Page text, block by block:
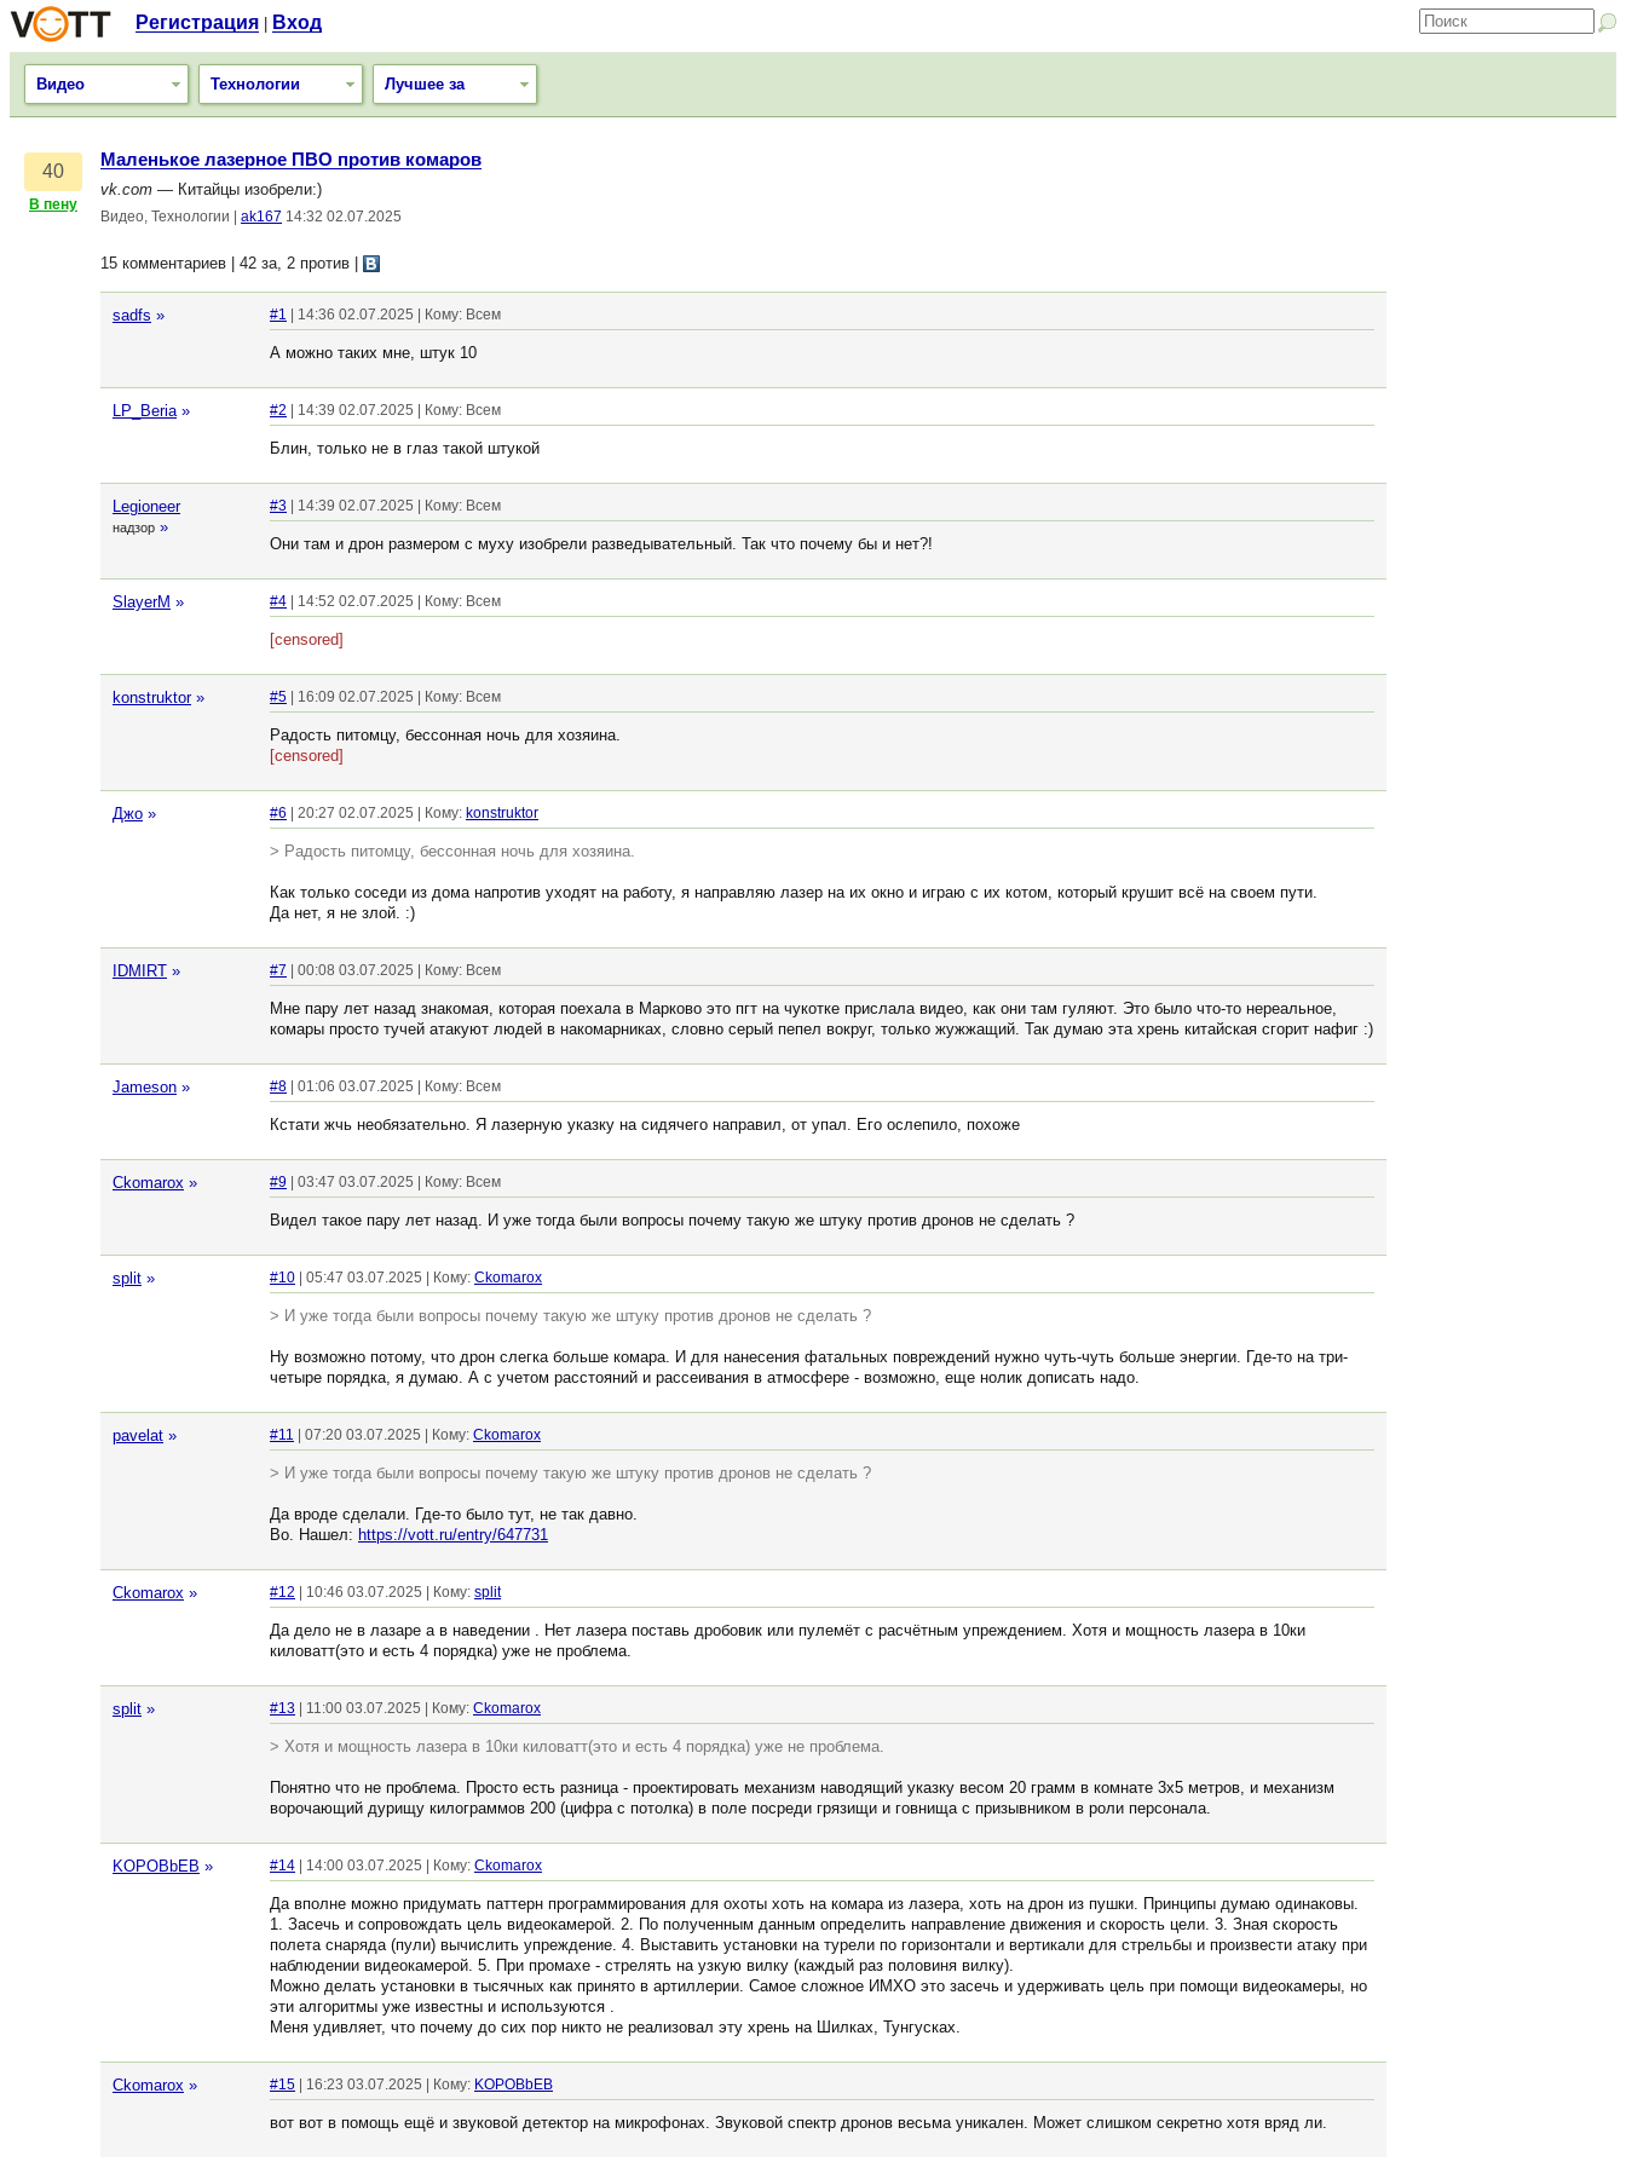
Регистрация Вход
Видео Технологии Лучшее за
40
В пену
Маленькое лазерное ПВО против комаров
vk.com — Китайцы изобрели:)
Видео, Технологии ak167 14:32 02.07.2025
15 комментариев | 42 за, 2 против
sadfs » #1 | 14:36 02.07.2025 | Кому: Всем
А можно таких мне, штук 10
LP_Beria » #2 | 14:39 02.07.2025 | Кому: Всем
Блин, только не в глаз такой штукой
Legioneer
надзор »
#3 | 14:39 02.07.2025 | Кому: Всем
Они там и дрон размером с муху изобрели разведывательный. Так что почему бы и нет?!
SlayerM » #4 | 14:52 02.07.2025 | Кому: Всем
[censored]
konstruktor » #5 | 16:09 02.07.2025 | Кому: Всем
Радость питомцу, бессонная ночь для хозяина.
[censored]
Джо » #6 | 20:27 02.07.2025 | Кому: konstruktor
> Радость питомцу, бессонная ночь для хозяина.
Как только соседи из дома напротив уходят на работу, я направляю лазер на их окно и играю с их котом, который крушит всё на своем пути.
Да нет, я не злой. :)
IDMIRT » #7 | 00:08 03.07.2025 | Кому: Всем
Мне пару лет назад знакомая, которая поехала в Марково это пгт на чукотке прислала видео, как они там гуляют. Это было что-то нереальное,
комары просто тучей атакуют людей в накомарниках, словно серый пепел вокруг, только жужжащий. Так думаю эта хрень китайская сгорит нафиг :)
Jameson » #8 | 01:06 03.07.2025 | Кому: Всем
Кстати жчь необязательно. Я лазерную указку на сидячего направил, от упал. Его ослепило, похоже
Ckomarox » #9 | 03:47 03.07.2025 | Кому: Всем
Видел такое пару лет назад. И уже тогда были вопросы почему такую же штуку против дронов не сделать ?
split » #10 | 05:47 03.07.2025 | Кому: Ckomarox
> И уже тогда были вопросы почему такую же штуку против дронов не сделать ?
Ну возможно потому, что дрон слегка больше комара. И для нанесения фатальных повреждений нужно чуть-чуть больше энергии. Где-то на три-
четыре порядка, я думаю. А с учетом расстояний и рассеивания в атмосфере - возможно, еще нолик дописать надо.
pavelat » #11 | 07:20 03.07.2025 | Кому: Ckomarox
> И уже тогда были вопросы почему такую же штуку против дронов не сделать ?
Да вроде сделали. Где-то было тут, не так давно.
Во. Нашел: https://vott.ru/entry/647731
Ckomarox » #12 | 10:46 03.07.2025 | Кому: split
Да дело не в лазаре а в наведении . Нет лазера поставь дробовик или пулемёт с расчётным упреждением. Хотя и мощность лазера в 10ки
киловатт(это и есть 4 порядка) уже не проблема.
split » #13 | 11:00 03.07.2025 | Кому: Ckomarox
> Хотя и мощность лазера в 10ки киловатт(это и есть 4 порядка) уже не проблема.
Понятно что не проблема. Просто есть разница - проектировать механизм наводящий указку весом 20 грамм в комнате 3х5 метров, и механизм
ворочающий дурищу килограммов 200 (цифра с потолка) в поле посреди грязищи и говнища с призывником в роли персонала.
KOPOBbEB » #14 | 14:00 03.07.2025 | Кому: Ckomarox
Да вполне можно придумать паттерн программирования для охоты хоть на комара из лазера, хоть на дрон из пушки. Принципы думаю одинаковы.
1. Засечь и сопровождать цель видеокамерой. 2. По полученным данным определить направление движения и скорость цели. 3. Зная скорость
полета снаряда (пули) вычислить упреждение. 4. Выставить установки на турели по горизонтали и вертикали для стрельбы и произвести атаку при
наблюдении видеокамерой. 5. При промахе - стрелять на узкую вилку (каждый раз половиня вилку).
Можно делать установки в тысячных как принято в артиллерии. Самое сложное ИМХО это засечь и удерживать цель при помощи видеокамеры, но
эти алгоритмы уже известны и используются .
Меня удивляет, что почему до сих пор никто не реализовал эту хрень на Шилках, Тунгусках.
Ckomarox » #15 | 16:23 03.07.2025 | Кому: KOPOBbEB
вот вот в помощь ещё и звуковой детектор на микрофонах. Звуковой спектр дронов весьма уникален. Может слишком секретно хотя вряд ли.